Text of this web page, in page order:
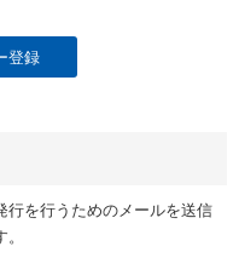
登録
行を行うためのメールを送信